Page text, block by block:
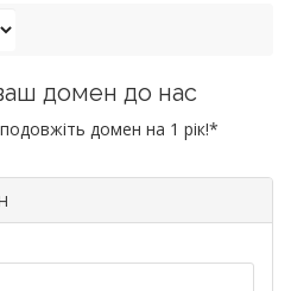
домен до нас
домен на 1 рік!*